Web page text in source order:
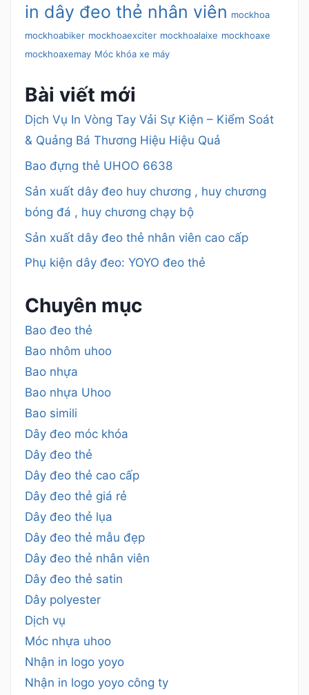
in dây đeo thẻ nhân viên mockhoa
mockhoabiker mockhoaexciter mockhoalaixe mockhoaxe
mockhoaxemay Móc khóa xe máy
Bài viết mới
Dịch Vụ In Vòng Tay Vải Sự Kiện – Kiểm Soát
& Quảng Bá Thương Hiệu Hiệu Quả
Bao đựng thẻ UHOO 6638
Sản xuất dây đeo huy chương , huy chương
bóng đá , huy chương chạy bộ
Sản xuất dây đeo thẻ nhân viên cao cấp
Phụ kiện dây đeo: YOYO đeo thẻ
Chuyên mục
Bao đeo thẻ
Bao nhôm uhoo
Bao nhựa
Bao nhựa Uhoo
Bao simili
Dây đeo móc khóa
Dây đeo thẻ
Dây đeo thẻ cao cấp
Dây đeo thẻ giá rẻ
Dây đeo thẻ lụa
Dây đeo thẻ mẫu đẹp
Dây đeo thẻ nhân viên
Dây đeo thẻ satin
Dây polyester
Dịch vụ
Móc nhựa uhoo
Nhận in logo yoyo
Nhận in logo yoyo công ty